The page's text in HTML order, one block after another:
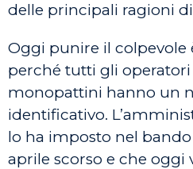
delle principali ragioni
Oggi punire il colpevole
perché tutti gli
monopattini hanno un
identificativo.
lo ha imposto nel
aprile scorso e che oggi